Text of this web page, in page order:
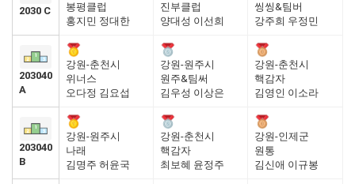
2030 C
봉평클럽
홍지민 정대한
진부클럽
양대성 이선희
씽씽&팀버
강주희 우정민
203040
A
강원-춘천시
위너스
오다정 김요섭
강원-원주시
원주&팀써
김우성 이상은
강원-춘천시
핵감자
김영인 이소라
203040
B
강원-원주시
나래
김명주 허윤국
강원-춘천시
핵감자
최보혜 윤정주
강원-인제군
원통
김신애 이규봉